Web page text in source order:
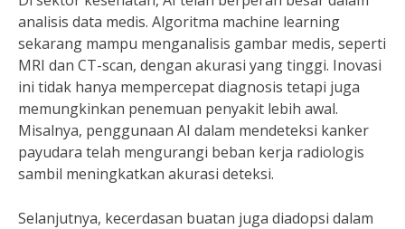
analisis data medis. Algoritma machine learning
sekarang mampu menganalisis gambar medis, seperti
MRI dan CT-scan, dengan akurasi yang tinggi. Inovasi
ini tidak hanya mempercepat diagnosis tetapi juga
memungkinkan penemuan penyakit lebih awal.
Misalnya, penggunaan AI dalam mendeteksi kanker
payudara telah mengurangi beban kerja radiologis
sambil meningkatkan akurasi deteksi.
Selanjutnya, kecerdasan buatan juga diadopsi dalam